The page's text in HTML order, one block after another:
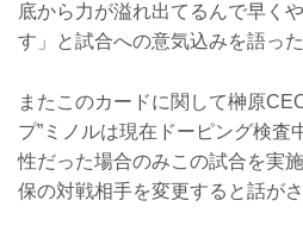
底から力が溢れ出てるんで早く
す」と試合への意気込みを語った
またこのカードに関して榊原
プ”ミノルは現在ドーピング検査
性だった場合のみこの試合を実
保の対戦相手を変更すると話がさ